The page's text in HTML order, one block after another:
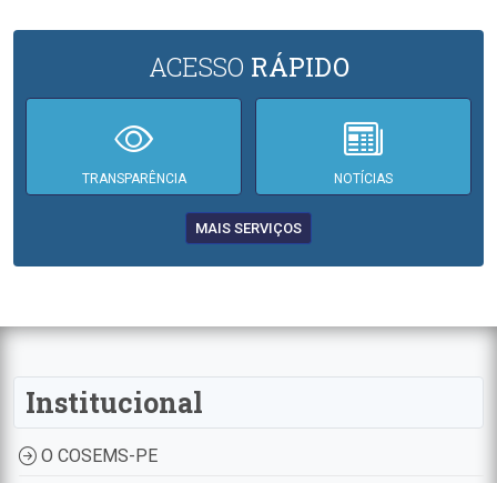
ACESSO RÁPIDO
TRANSPARÊNCIA NOTÍCIAS
MAIS SERVIÇOS
Institucional
O COSEMS-PE